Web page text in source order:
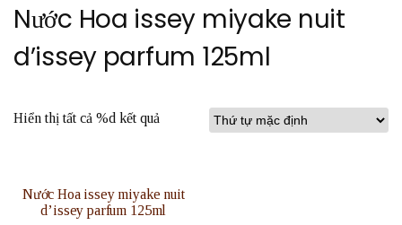
Nước Hoa issey miyake nuit
d’issey parfum 125ml
Hiển thị tất cả %d kết quả
Nước Hoa issey miyake nuit
d’issey parfum 125ml